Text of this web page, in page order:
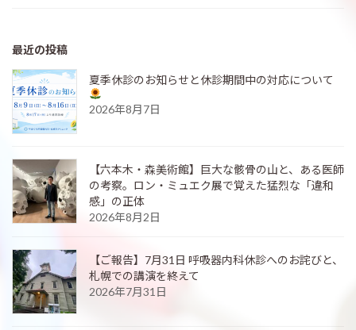
最近の投稿
夏季休診のお知らせと休診期間中の対応について
2026年8月7日
【六本木・森美術館】巨大な骸骨の山と、ある医師
の考察。ロン・ミュエク展で覚えた猛烈な「違和
感」の正体
2026年8月2日
【ご報告】7月31日 呼吸器内科休診へのお詫びと、
札幌での講演を終えて
2026年7月31日